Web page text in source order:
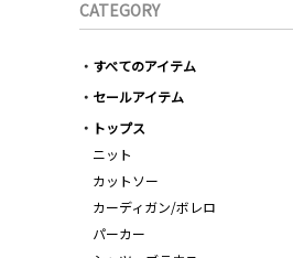
CATEGORY
すべてのアイテム
セールアイテム
トップス
ニット
カットソー
カーディガン/ボレロ
パーカー